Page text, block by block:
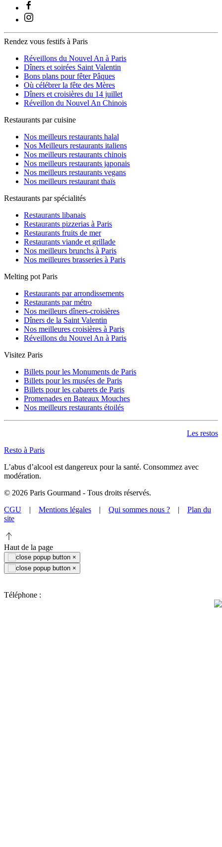
Rendez vous festifs à Paris
Réveillons du Nouvel An à Paris
Dîners et soirées Saint Valentin
Bons plans pour fêter Pâques
Où célébrer la fête des Mères
Dîners et croisières du 14 juillet
Réveillon du Nouvel An Chinois
Restaurants par cuisine
Nos meilleurs restaurants halal
Nos Meilleurs restaurants italiens
Nos meilleurs restaurants chinois
Nos meilleurs restaurants japonais
Nos meilleurs restaurants vegans
Nos meilleurs restaurant thaïs
Restaurants par spécialités
Restaurants libanais
Restaurants pizzerias à Paris
Restaurants fruits de mer
Restaurants viande et grillade
Nos meilleurs brunchs à Paris
Nos meilleures brasseries à Paris
Melting pot Paris
Restaurants par arrondissements
Restaurants par métro
Nos meilleurs dîners-croisières
Dîners de la Saint Valentin
Nos meilleures croisières à Paris
Réveillons du Nouvel An à Paris
Visitez Paris
Billets pour les Monuments de Paris
Billets pour les musées de Paris
Billets pour les cabarets de Paris
Promenades en Bateaux Mouches
Nos meilleurs restaurants étoilés
Les restos
Resto à Paris
L’abus d’alcool est dangereux pour la santé. Consommez avec
modération.
© 2026 Paris Gourmand - Tous droits réservés.
CGU | Mentions légales | Qui sommes nous ? | Plan du
site
Haut de la page
×
×
Téléphone :